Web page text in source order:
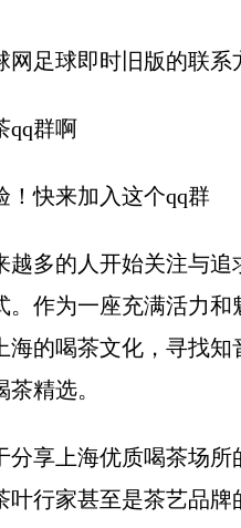
网足球即时旧版的联系
qq群啊
！快来加入这个qq群
越多的人开始关注与
。作为一座充满活力
海的喝茶文化，寻找
精选。
分享上海优质喝茶场
叶行家甚至是茶艺品